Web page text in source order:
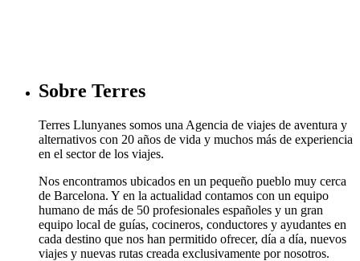
Sobre Terres
Terres Llunyanes somos una Agencia de viajes de aventura y
alternativos con 20 años de vida y muchos más de experiencia
en el sector de los viajes.
Nos encontramos ubicados en un pequeño pueblo muy cerca
de Barcelona. Y en la actualidad contamos con un equipo
humano de más de 50 profesionales españoles y un gran
equipo local de guías, cocineros, conductores y ayudantes en
cada destino que nos han permitido ofrecer, día a día, nuevos
viajes y nuevas rutas creada exclusivamente por nosotros.